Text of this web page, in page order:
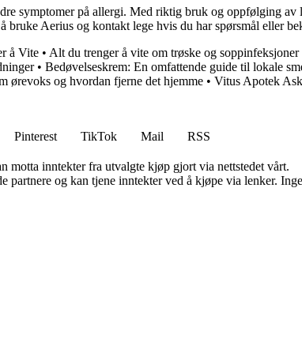
symptomer på allergi. Med riktig bruk og oppfølging
Aerius og kontakt lege hvis du har spørsmål eller
å Vite • Alt du trenger å vite om trøske og soppinfeksjoner
• Bedøvelseskrem: En omfattende guide til lokale
ørevoks og hvordan fjerne det hjemme • Vitus Apotek
Pinterest TikTok Mail
RSS
inntekter fra utvalgte kjøp gjort via nettstedet vårt.
og kan tjene inntekter ved å kjøpe via lenker.